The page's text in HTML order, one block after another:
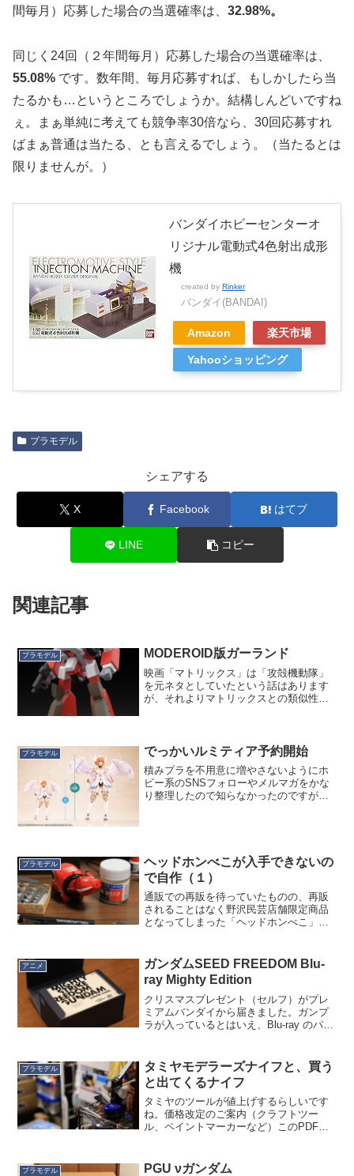
間毎月）応募した場合の当選確率は、 32.98%。
同じく24回（２年間毎月）応募した場合の当選確率は、
55.08% です。数年間、毎月応募すれば、もしかしたら当
たるかも…というところでしょうか。結構しんどいですね
ぇ。まぁ単純に考えても競争率30倍なら、30回応募すれ
ばまぁ普通は当たる、とも言えるでしょう。（当たるとは
限りませんが。）
バンダイホビーセンターオ
リジナル電動式4色射出成形
機
created by Rinker
バンダイ(BANDAI)
Amazon 楽天市場
Yahooショッピング
プラモデル
シェアする
X Facebook はてブ
LINE コピー
関連記事
プラモデル MODEROID版ガーランド
映画「マトリックス」は「攻殻機動隊」
を元ネタとしていたという話はあります
が、それよりマトリックスとの類似性を
思っていた日常が...
プラモデル でっかいルミティア予約開始
積みプラを不用意に増やさないようにホ
ビー系のSNSフォローやメルマガをかな
り整理したので知らなかったのですが、
プラモデル
ヘッドホンべこが入手できないの
で自作（１）
通販での再販を待っていたものの、再販
されることはなく野沢民芸店舗限定商品
となってしまった「ヘッドホンべこ」。
メルカリでは定価の４倍で転売されてる
し、そんな状況なら、と思...
アニメ
ガンダムSEED FREEDOM Blu-
ray Mighty Edition
クリスマスプレゼント（セルフ）がプレ
ミアムバンダイから届きました。ガンプ
ラが入っているとはいえ、Blu-ray のパッ
の箱を２個重ねたくらいの大きさです。
置き場所に困...
プラモデル
タミヤモデラーズナイフと、買う
と出てくるナイフ
タミヤのツールが値上げするらしいです
ね。価格改定のご案内（クラフトツー
ル、ペイントマーカーなど）このPDFフ
されているので驚きませんが、値上げし
プラモデル PGU νガンダム